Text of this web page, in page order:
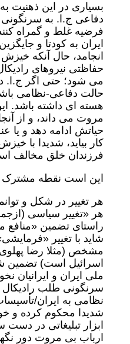
بسیاری در این ذهنیت
دفاعی ج.ا. به
فرضیه غلط و گمراه
ایران به کودتا و
انجامد، حال آنکه
حفاظتی نیروهای
می شود؛ حتی اگر ج.ا.
حالت دفاعی-نظامی
هسته ای داشته باشد.
مروت می داند، و از
حیاتش ادامه دهد و یا
کار بیاید، شدیدا با
فرزندان خلق مخالف
این است نقطه مشترک
هر تغییر در شکل و
هر «تغییر سیاسی
راستای تضمین «منافع
شاید با تغییر
مشخص (مثلا رضا پهلوی
اسرائیل است) تضمین
ملی ایران و ایرانیان
سرنگونی طلب
نظامی به ایران/
شدیدا محکوم کرده و
ابزار تبلیغاتی در
ارباب بی مروت دور